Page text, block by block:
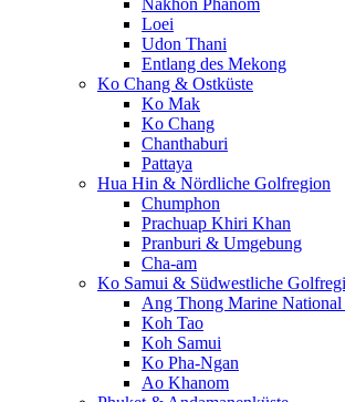
Nakhon Phanom
Loei
Udon Thani
Entlang des Mekong
Ko Chang & Ostküste
Ko Mak
Ko Chang
Chanthaburi
Pattaya
Hua Hin & Nördliche Golfregion
Chumphon
Prachuap Khiri Khan
Pranburi & Umgebung
Cha-am
Ko Samui & Südwestliche
Ang Thong Marine National
Koh Tao
Koh Samui
Ko Pha-Ngan
Ao Khanom